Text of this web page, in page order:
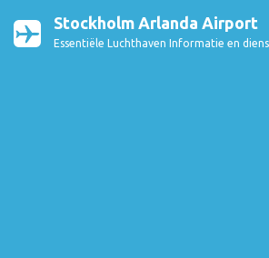
Stockholm Arlanda Airport
Essentiële Luchthaven Informatie en